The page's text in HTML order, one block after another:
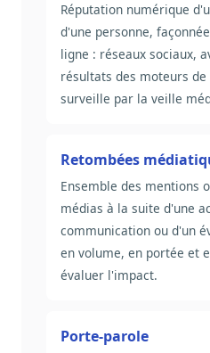
Réputation numérique
d'une personne,
ligne : réseaux sociaux,
résultats des moteurs de
surveille par la veille
Retombées
Ensemble des mentions
médias à la suite d'une
communication ou d'un
en volume, en portée et
évaluer l'impact.
Porte-parole